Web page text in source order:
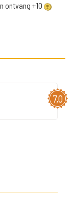
ontvang +10
7,0